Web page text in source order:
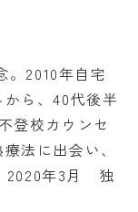
。2010年自宅
ら、40代後半
登校カウンセ
法に出会い、
2020年3月 独